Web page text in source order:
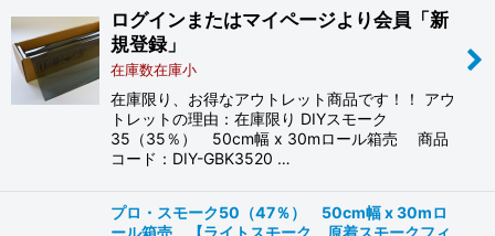
ログインまたはマイページより会員「新
規登録」
在庫数在庫小
在庫限り、お得なアウトレット商品です！！ アウ
トレットの理由：在庫限り DIYスモーク
35（35％） 50cm幅 x 30mロール箱売 商品
コード：DIY-GBK3520 …
プロ・スモーク50（47％） 50cm幅 x 30mロ
ール箱売 【ライトスモーク 原着スモークフィ